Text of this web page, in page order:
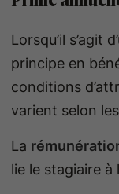
Lorsqu’il s’agit
principe en
conditions
varient selon
La
lie le stagiaire